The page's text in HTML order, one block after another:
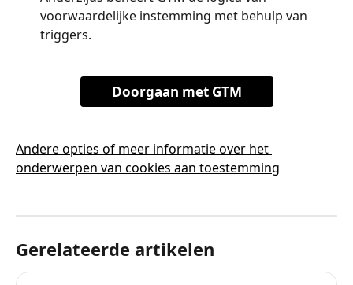
voorwaardelijke instemming met behulp van
triggers.
Doorgaan met GTM
Andere opties of meer informatie over het
onderwerpen van cookies aan toestemming
Gerelateerde artikelen